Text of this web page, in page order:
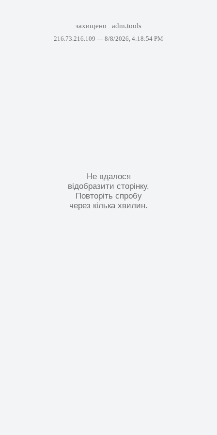
захищено adm.tools
216.73.216.109 — 8/8/2026, 4:18:54 PM
Не вдалося
відобразити сторінку.
Повторіть спробу
через кілька хвилин.